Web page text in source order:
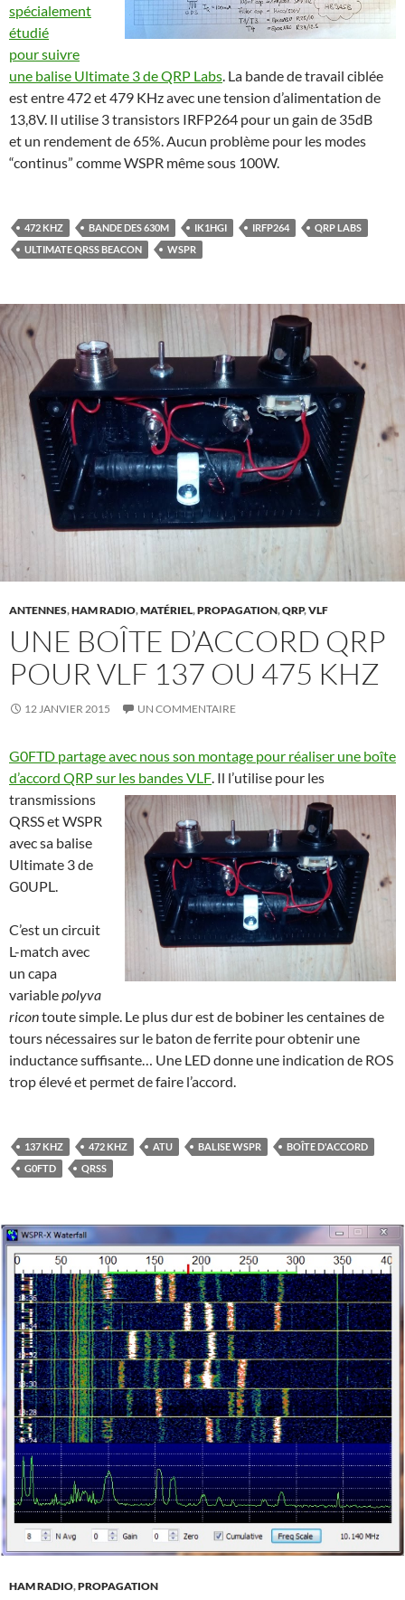
spécialement
étudié
pour suivre
une balise Ultimate 3 de QRP Labs. La bande de travail ciblée
est entre 472 et 479 KHz avec une tension d’alimentation de
13,8V. Il utilise 3 transistors IRFP264 pour un gain de 35dB
et un rendement de 65%. Aucun problème pour les modes
“continus” comme WSPR même sous 100W.
472 KHZ BANDE DES 630M IK1HGI IRFP264
QRP LABS
ULTIMATE QRSS BEACON
WSPR
ANTENNES,HAM RADIO,MATÉRIEL,PROPAGATION,QRP,VLF
UNE BOÎTE D’ACCORD QRP
POUR VLF 137 OU 475 KHZ
12 JANVIER 2015 UN COMMENTAIRE
G0FTD partage avec nous son montage pour réaliser une boîte
d’accord QRP sur les bandes VLF. Il l’utilise pour les
transmissions
QRSS et WSPR
avec sa balise
Ultimate 3 de
G0UPL.
C’est un circuit
L-match avec
un capa
variablepolyva
ricontoute simple. Le plus dur est de bobiner les centaines de
tours nécessaires sur le baton de ferrite pour obtenir une
inductance suffisante… Une LED donne une indication de ROS
trop élevé et permet de faire l’accord.
137 KHZ 472 KHZ ATU BALISE WSPR
BOÎTE D'ACCORD
G0FTD
QRSS
HAM RADIO,PROPAGATION